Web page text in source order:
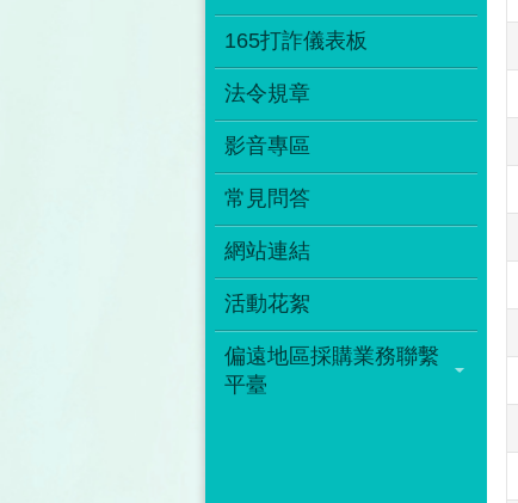
165打詐儀表板
法令規章
影音專區
常見問答
網站連結
活動花絮
偏遠地區採購業務聯繫
平臺